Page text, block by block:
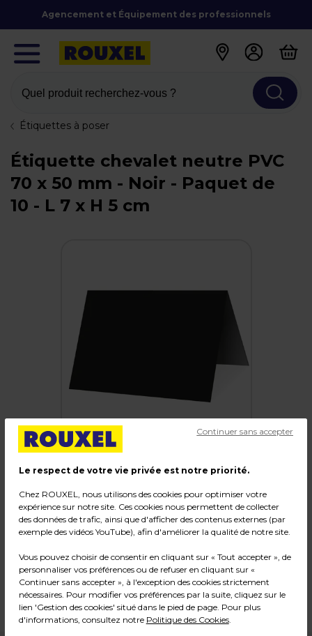
Agencement et Équipement des professionnels
Quel produit recherchez-vous ?
Étiquettes à poser
Étiquette chevalet neutre PVC
70 x 50 mm - Noir - Paquet de
10 - L 7 x H 5 cm
Étiquette chevalet neutre PVC 70 x 50 mm -
Noir - Paquet de 10
Code :34520
Couleur : Noir
Matière : PVC
Dimensions : L 7 x H 5 cm
Poids : 0,07 kg
Le respect de votre vie privée est notre priorité.
Chez ROUXEL, nous utilisons des cookies pour optimiser votre
expérience sur notre site. Ces cookies nous permettent de collecter
des données de trafic, ainsi que d'afficher des contenus externes (par
exemple des vidéos YouTube), afin d'améliorer la qualité de notre site.
Vous pouvez choisir de consentir en cliquant sur « Tout accepter », de
personnaliser vos préférences ou de refuser en cliquant sur «
Continuer sans accepter », à l'exception des cookies strictement
nécessaires. Pour modifier vos préférences par la suite, cliquez sur le
lien 'Gestion des cookies' situé dans le pied de page. Pour plus
d'informations, consultez notre Politique des Cookies.
Continuer sans accepter